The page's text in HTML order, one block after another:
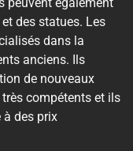
peuvent également
des statues. Les
dans la
anciens. Ils
de nouveaux
compétents et ils
à des prix